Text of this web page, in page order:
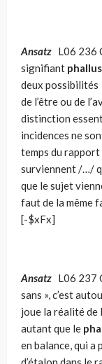
Ansatz L06 236
signifiant phallus
deux possibilités
de l’être ou de
distinction
incidences ne
temps du rapport
surviennent /…/
que le sujet
faut de la même
[-$xFx]
Ansatz L06 237
sans », c’est
joue la réalité de
autant que le
en balance, qui a